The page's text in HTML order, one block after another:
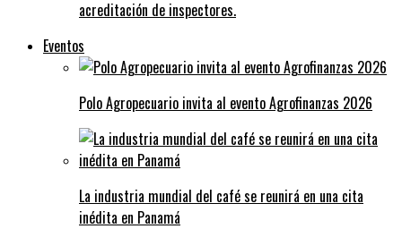
acreditación de inspectores.
Eventos
Polo Agropecuario invita al evento Agrofinanzas 2026
La industria mundial del café se reunirá en una cita
inédita en Panamá